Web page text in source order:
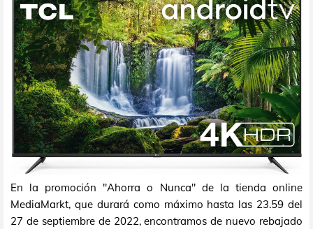
En la promoción "Ahorra o Nunca" de la tienda online
MediaMarkt, que durará como máximo hasta las 23.59 del
27 de septiembre de 2022, encontramos de nuevo rebajado